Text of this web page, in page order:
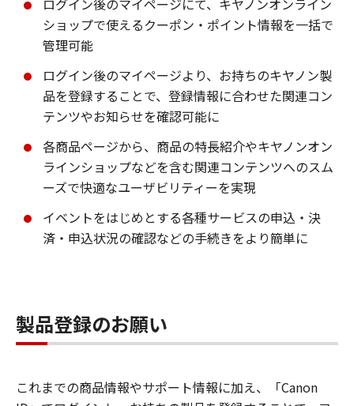
ログイン後のマイページにて、キヤノンオンライン
ショップで使えるクーポン・ポイント情報を一括で
管理可能
ログイン後のマイページより、お持ちのキヤノン製
品を登録することで、登録情報に合わせた関連コン
テンツやお知らせを確認可能に
各商品ページから、商品の特長紹介やキヤノンオン
ラインショップなどを含む関連コンテンツへのスム
ーズで快適なユーザビリティーを実現
イベントをはじめとする各種サービスの申込・決
済・申込状況の確認などの手続きをより簡単に
製品登録のお願い
これまでの商品情報やサポート情報に加え、「Canon